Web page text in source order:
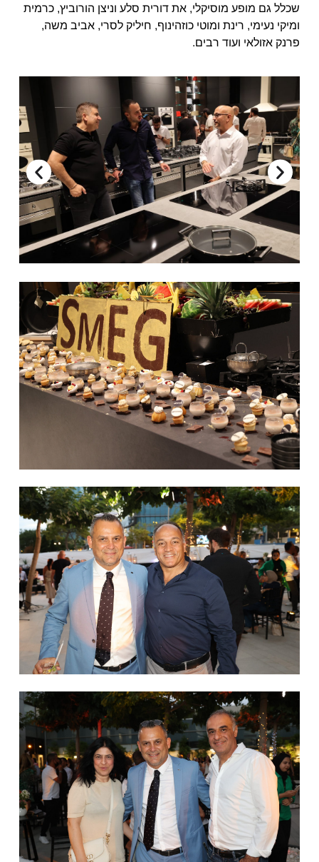
שכלל גם מופע מוסיקלי, את דורית סלע וניצן הורוביץ, כרמית
ומיקי נעימי, רינת ומוטי כוזהינוף, חיליק לסרי, אביב משה,
פרנק אזולאי ועוד רבים.